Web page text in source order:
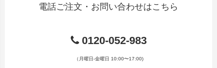
電話ご注文・お問い合わせはこちら
0120-052-983
（月曜日-金曜日 10:00〜17:00)